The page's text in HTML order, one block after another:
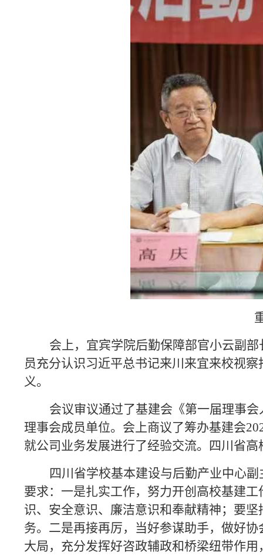
会上，宜宾学院后勤保障部官小云副
员充分认识习近平总书记来川来宜来校视
义。
会议审议通过了基建会《第一届理事
理事会成员单位。会上商议了筹办基建会
就公司业务发展进行了经验交流。四川省
四川省学校基本建设与后勤产业中心
要求：一是扎实工作，努力开创高校基建
识、安全意识、廉洁意识和奉献精神；要
务。二是再接再厉，当好参谋助手，做好
大局，充分发挥好咨政辅政和桥梁纽带作